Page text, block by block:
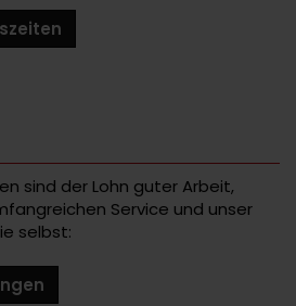
sind der Lohn guter Arbeit,
Service und unser
selbst: